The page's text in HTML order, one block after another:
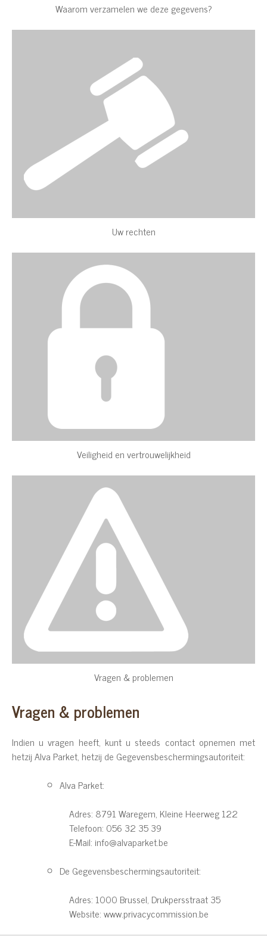
Waarom verzamelen we deze gegevens?
Uw rechten
Veiligheid en vertrouwelijkheid
Vragen & problemen
Vragen & problemen
Indien u vragen heeft, kunt u steeds contact opnemen met
hetzij Alva Parket, hetzij de Gegevensbeschermingsautoriteit:
Alva Parket:
Adres: 8791 Waregem, Kleine Heerweg 122
Telefoon: 056 32 35 39
E-Mail: info@alvaparket.be
De Gegevensbeschermingsautoriteit:
Adres: 1000 Brussel, Drukpersstraat 35
Website: www.privacycommission.be